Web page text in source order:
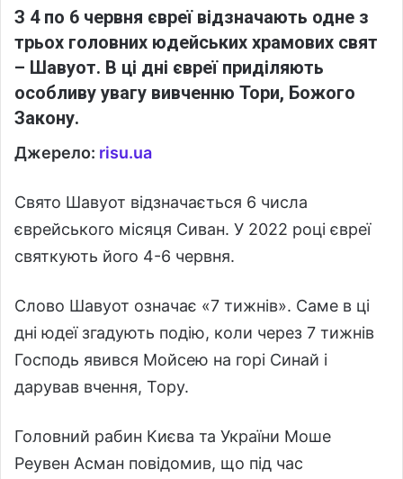
З 4 по 6 червня євреї відзначають одне з
трьох головних юдейських храмових свят
– Шавуот. В ці дні євреї приділяють
особливу увагу вивченню Тори, Божого
Закону.
Джерело: risu.ua
Свято Шавуот відзначається 6 числа
єврейського місяця Сиван. У 2022 році євреї
святкують його 4-6 червня.
Слово Шавуот означає «7 тижнів». Саме в ці
дні юдеї згадують подію, коли через 7 тижнів
Господь явився Мойсею на горі Синай і
дарував вчення, Тору.
Головний рабин Києва та України Моше
Реувен Асман повідомив, що під час